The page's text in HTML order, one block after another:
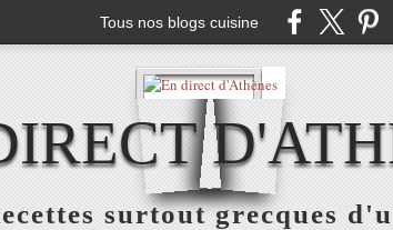
Tous nos blogs cuisine
surtout grecques